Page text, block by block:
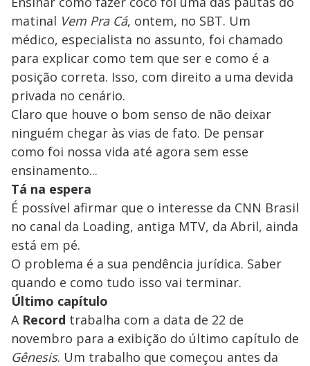
matinal Vem Pra Cá, ontem, no SBT. Um
médico, especialista no assunto, foi chamado
para explicar como tem que ser e como é a
posição correta. Isso, com direito a uma devida
privada no cenário.
Claro que houve o bom senso de não deixar
ninguém chegar às vias de fato. De pensar
como foi nossa vida até agora sem esse
ensinamento...
Tá na espera
É possível afirmar que o interesse da CNN Brasil
no canal da Loading, antiga MTV, da Abril, ainda
está em pé.
O problema é a sua pendência jurídica. Saber
quando e como tudo isso vai terminar.
Último capítulo
A Record trabalha com a data de 22 de
novembro para a exibição do último capítulo de
Gênesis. Um trabalho que começou antes da